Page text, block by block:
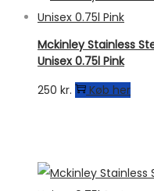
Mckinley Stainless
Unisex 0.75l Pink
250 kr. Køb her